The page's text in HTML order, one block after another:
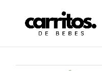
productos